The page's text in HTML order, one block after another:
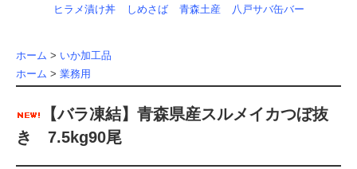
ヒラメ漬け丼 しめさば 青森土産 八戸サバ缶バー
ホーム > いか加工品
ホーム > 業務用
【バラ凍結】青森県産スルメイカつぼ抜
き 7.5kg90尾